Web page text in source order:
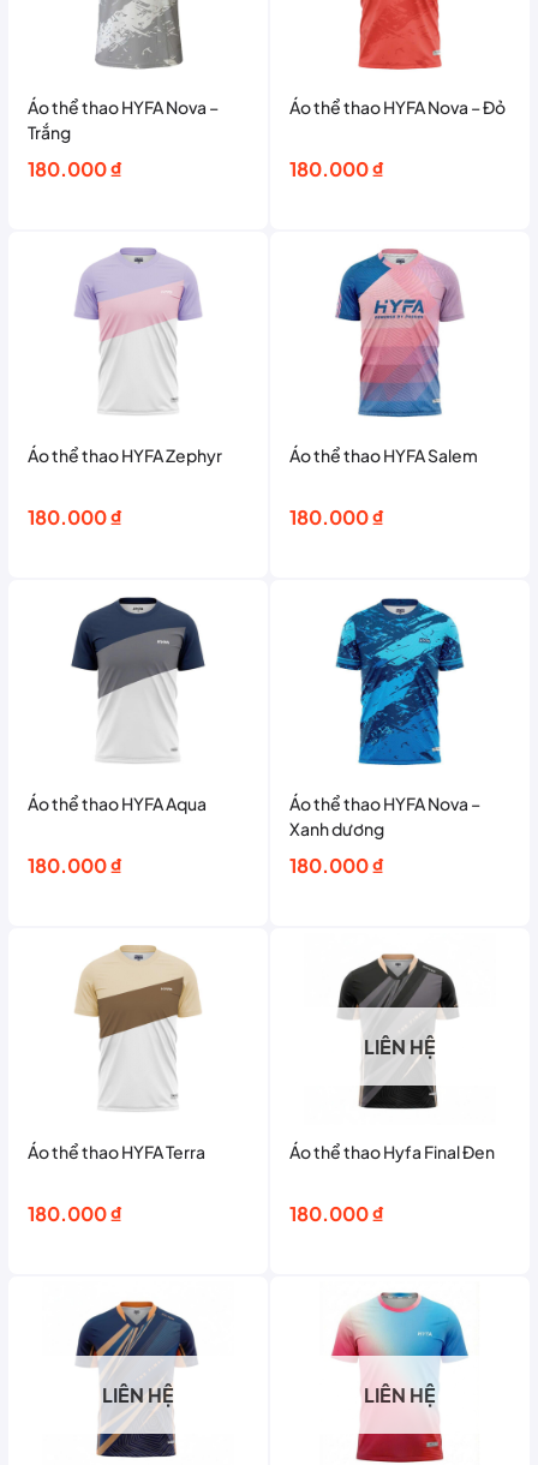
Áo thể thao HYFA Nova –
Trắng
180.000₫
Áo thể thao HYFA Nova – Đỏ
180.000₫
Áo thể thao HYFA Zephyr
180.000₫
Áo thể thao HYFA Salem
180.000₫
Áo thể thao HYFA Aqua
180.000₫
Áo thể thao HYFA Nova –
Xanh dương
180.000₫
Áo thể thao HYFA Terra
180.000₫
LIÊN HỆ
Áo thể thao Hyfa Final Đen
180.000₫
LIÊN HỆ LIÊN HỆ